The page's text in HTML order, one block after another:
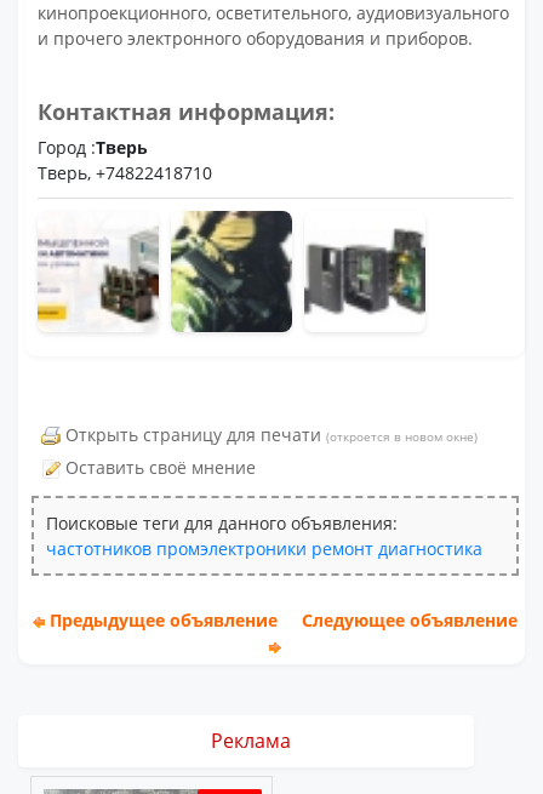
кинопроекционного, осветительного, аудиовизуального
и прочего электронного оборудования и приборов.
Контактная информация:
Город :Тверь
Тверь, +74822418710
Открыть страницу для печати (откроется в новом окне)
Оставить своё мнение
Поисковые теги для данного объявления:
частотников промэлектроники ремонт диагностика
Предыдущее объявление Следующее объявление
Реклама